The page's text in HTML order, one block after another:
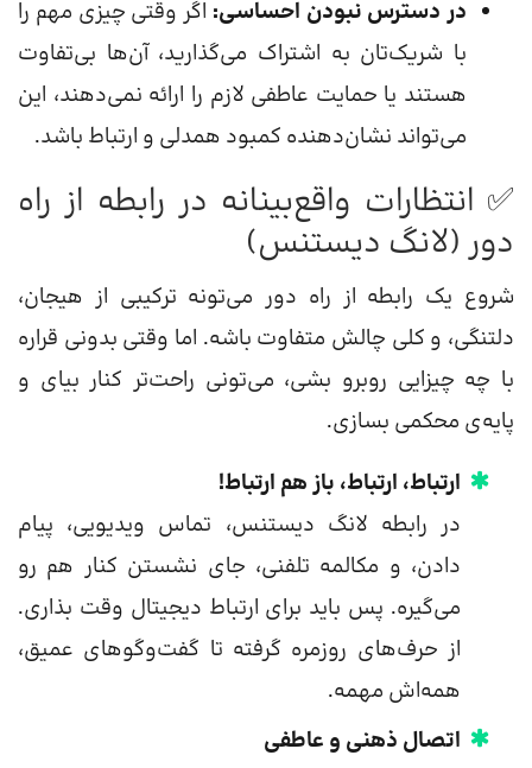
در دسترس نبودن احساسی: اگر وقتی چیزی مهم را
با شریک‌تان به اشتراک می‌گذارید، آن‌ها بی‌تفاوت
هستند یا حمایت عاطفی لازم را ارائه نمی‌دهند، این
می‌تواند نشان‌دهنده کمبود همدلی و ارتباط باشد.
✅ انتظارات واقع‌بینانه در رابطه از راه
دور (لانگ دیستنس)
شروع یک رابطه از راه دور می‌تونه ترکیبی از هیجان،
دلتنگی، و کلی چالش متفاوت باشه. اما وقتی بدونی قراره
با چه چیزایی روبرو بشی، می‌تونی راحت‌تر کنار بیای و
پایه‌ی محکمی بسازی.
ارتباط، ارتباط، باز هم ارتباط!
در رابطه لانگ دیستنس، تماس ویدیویی، پیام
دادن، و مکالمه تلفنی، جای نشستن کنار هم رو
می‌گیره. پس باید برای ارتباط دیجیتال وقت بذاری.
از حرف‌های روزمره گرفته تا گفت‌وگوهای عمیق،
همه‌اش مهمه.
اتصال ذهنی و عاطفی